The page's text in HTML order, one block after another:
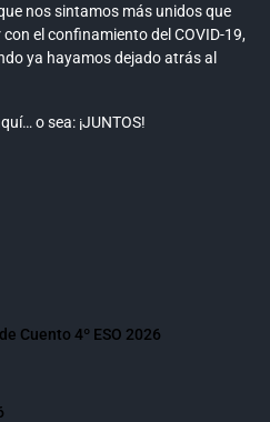
nos sintamos más unidos que
el confinamiento del COVID-19,
ya hayamos dejado atrás al
o sea: ¡JUNTOS!
Cuento 4º ESO 2026